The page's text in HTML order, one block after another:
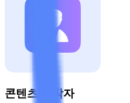
콘텐츠 제작자